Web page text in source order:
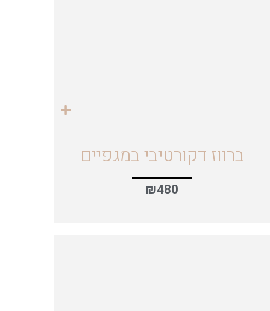
ברווז דקורטיבי במגפיים
₪480